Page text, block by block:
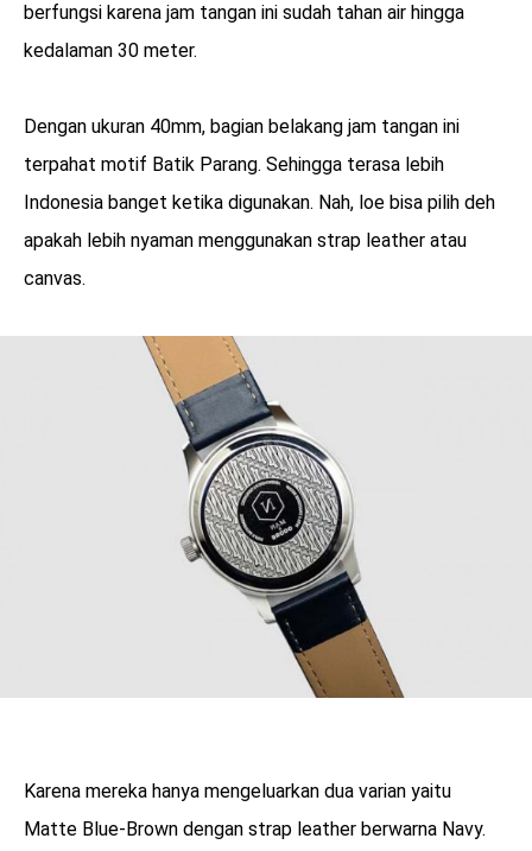
berfungsi karena jam tangan ini sudah tahan air hingga
kedalaman 30 meter.
Dengan ukuran 40mm, bagian belakang jam tangan ini
terpahat motif Batik Parang. Sehingga terasa lebih
Indonesia banget ketika digunakan. Nah, loe bisa pilih deh
apakah lebih nyaman menggunakan strap leather atau
canvas.
Karena mereka hanya mengeluarkan dua varian yaitu
Matte Blue-Brown dengan strap leather berwarna Navy.